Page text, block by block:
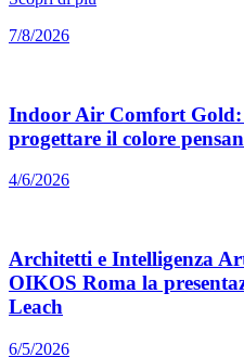
7/8/2026
Indoor Air Comfort
progettare il colore
4/6/2026
Architetti e Intelligenza
OIKOS Roma la
Leach
6/5/2026